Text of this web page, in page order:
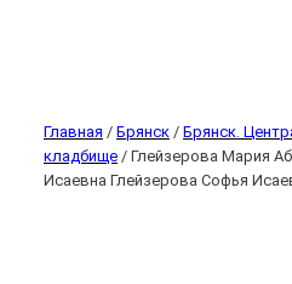
Главная / Брянск / Брянск.
кладбище / Глейзерова Мария
Исаевна Глейзерова Софья